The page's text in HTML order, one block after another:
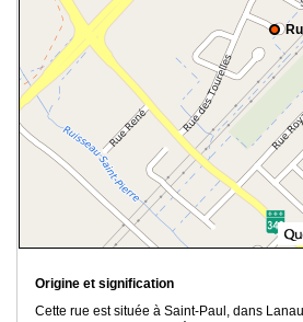
Origine et signification
Cette rue est située à Saint-Paul, dans